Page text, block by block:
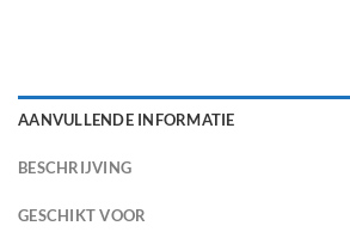
AANVULLENDE INFORMATIE
BESCHRIJVING
GESCHIKT VOOR